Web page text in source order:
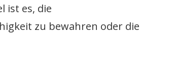
ist es, die
zu bewahren oder die